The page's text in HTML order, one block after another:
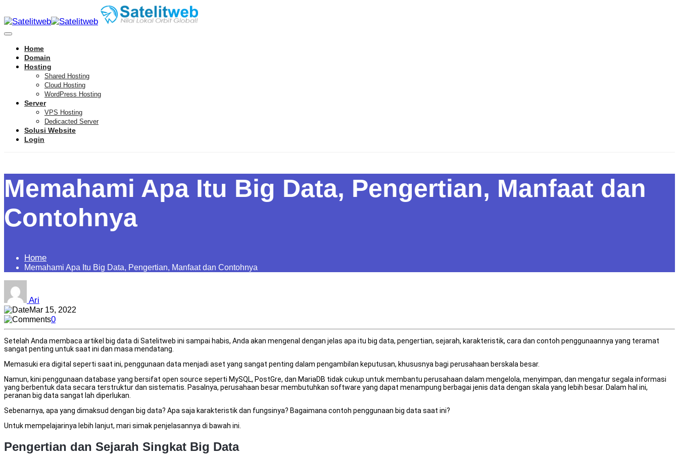
Home
Domain
Hosting
Shared Hosting
Cloud Hosting
WordPress Hosting
Server
VPS Hosting
Dedicacted Server
Solusi Website
Login
Memahami Apa Itu Big Data, Pengertian, Manfaat dan
Contohnya
Home
Memahami Apa Itu Big Data, Pengertian, Manfaat dan Contohnya
Ari
Mar 15, 2022
0
Setelah Anda membaca artikel big data di Satelitweb ini sampai habis, Anda akan mengenal dengan jelas apa itu big data, pengertian, sejarah, karakteristik, cara dan contoh penggunaannya yang teramat
sangat penting untuk saat ini dan masa mendatang.
Memasuki era digital seperti saat ini, penggunaan data menjadi aset yang sangat penting dalam pengambilan keputusan, khususnya bagi perusahaan berskala besar.
Namun, kini penggunaan database yang bersifat open source seperti MySQL, PostGre, dan MariaDB tidak cukup untuk membantu perusahaan dalam mengelola, menyimpan, dan mengatur segala informasi
yang berbentuk data secara terstruktur dan sistematis. Pasalnya, perusahaan besar membutuhkan software yang dapat menampung berbagai jenis data dengan skala yang lebih besar. Dalam hal ini,
peranan big data sangat lah diperlukan.
Sebenarnya, apa yang dimaksud dengan big data? Apa saja karakteristik dan fungsinya? Bagaimana contoh penggunaan big data saat ini?
Untuk mempelajarinya lebih lanjut, mari simak penjelasannya di bawah ini.
Pengertian dan Sejarah Singkat Big Data